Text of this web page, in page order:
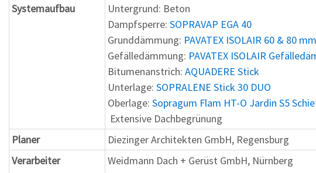
Systemaufbau
Untergrund: Beton
Dampfsperre: SOPRAVAP EGA 40
Grunddämmung: PAVATEX ISOLAIR 60 & 80 mm
Gefälledämmung: PAVATEX ISOLAIR
Bitumenanstrich: AQUADERE Stick
Unterlage: SOPRALENE Stick 30 DUO
Oberlage: Sopragum Flam HT-O Jardin S5
Extensive Dachbegrünung
Planer
Diezinger Architekten GmbH, Regensburg
Verarbeiter
Weidmann Dach + Gerüst GmbH, Nürnberg